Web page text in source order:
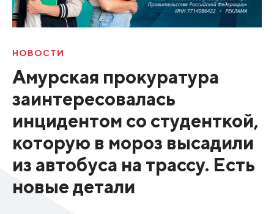
НОВОСТИ
Амурская прокуратура
заинтересовалась
инцидентом со студенткой,
которую в мороз высадили
из автобуса на трассу. Есть
новые детали